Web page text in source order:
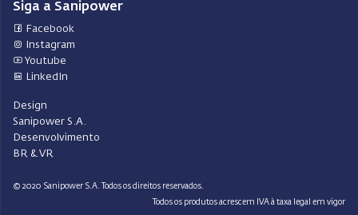
Siga a Sanipower
Facebook
Instagram
Youtube
LinkedIn
Design
Sanipower S.A.
Desenvolvimento
BR & VR
© 2020 Sanipower S.A. Todos os direitos reservados.
Todos os produtos acrescem IVA à taxa legal em vigor